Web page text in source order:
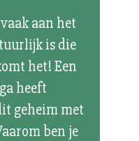
aan het
is die
het! Een
heeft
geheim met
ben je